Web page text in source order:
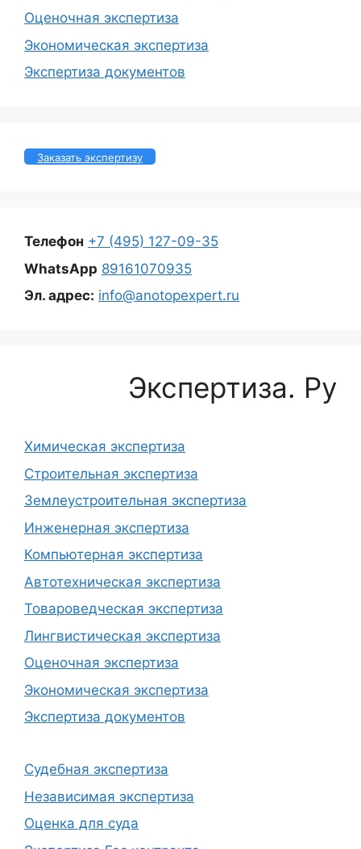
Оценочная экспертиза
Экономическая экспертиза
Экспертиза документов
Заказать экспертизу
Телефон +7 (495) 127-09-35
WhatsApp 89161070935
Эл. адрес: info@anotopexpert.ru
Экспертиза. Ру
Химическая экспертиза
Строительная экспертиза
Землеустроительная экспертиза
Инженерная экспертиза
Компьютерная экспертиза
Автотехническая экспертиза
Товароведческая экспертиза
Лингвистическая экспертиза
Оценочная экспертиза
Экономическая экспертиза
Экспертиза документов
Судебная экспертиза
Независимая экспертиза
Оценка для суда